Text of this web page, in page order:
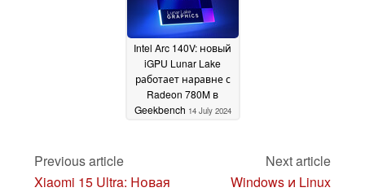
Intel Arc 140V: новый
iGPU Lunar Lake
работает наравне с
Radeon 780M в
Geekbench 14 July 2024
Previous article
Xiaomi 15 Ultra: Новая
Next article
Windows и Linux